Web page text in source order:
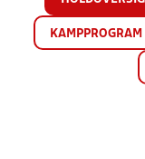
KAMPPROGRAM